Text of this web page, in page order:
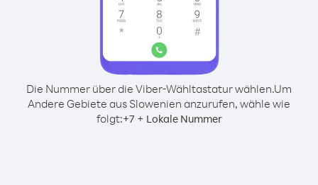
Die Nummer über die Viber-Wähltastatur wählen.Um
Andere Gebiete aus Slowenien anzurufen, wähle wie
folgt:+7+ Lokale Nummer